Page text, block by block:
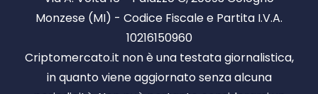
Monzese (MI) - Codice Fiscale e Partita I.V.A.
10216150960
Criptomercato.it non è una testata giornalistica,
in quanto viene aggiornato senza alcuna